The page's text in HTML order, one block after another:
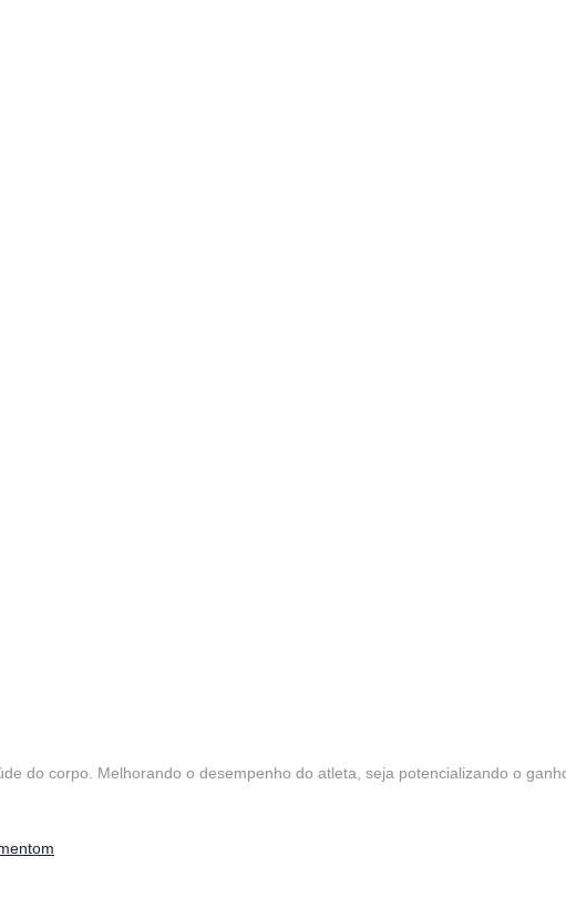
do corpo. Melhorando o desempenho do atleta, seja potencializando o